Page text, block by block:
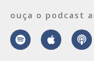
ouça o podcast